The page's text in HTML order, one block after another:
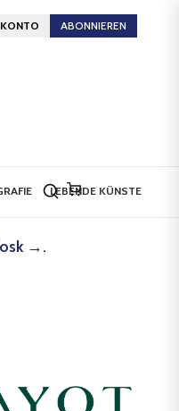
ABONNIEREN
LEBENDE KÜNSTE
→.